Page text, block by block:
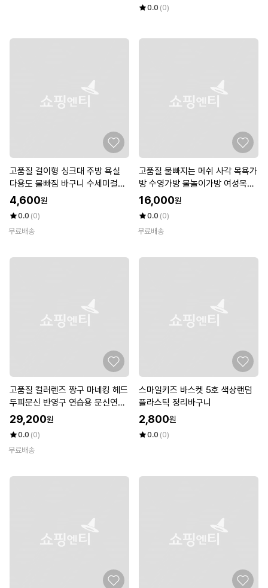
0.0 (0)
고품질 걸이형 싱크대 주방 욕실
다용도 물빠짐 바구니 수세미걸이
타올걸이 (WEC7305)
4,600원
0.0 (0)
무료배송
고품질 물빠지는 메쉬 사각 목욕가
방 수영가방 물놀이가방 여성목욕
가방 (W95D2AC)
16,000원
0.0 (0)
무료배송
고품질 컬러렌즈 짱구 마네킹 헤드
두피문신 반영구 연습용 문신연습
대머리 (WC69EED)
29,200원
0.0 (0)
무료배송
스마일키즈 바스켓 5호 색상랜덤
플라스틱 정리바구니
2,800원
0.0 (0)